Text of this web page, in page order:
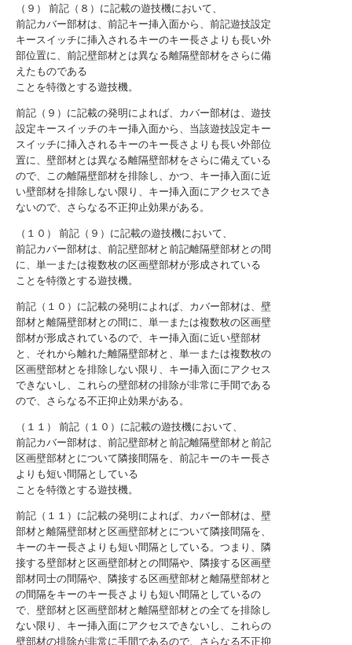
（９） 前記（８）に記載の遊技機において、
前記カバー部材は、前記キー挿入面から、前記遊技設定
キースイッチに挿入されるキーのキー長さよりも長い外
部位置に、前記壁部材とは異なる離隔壁部材をさらに備
えたものである
ことを特徴とする遊技機。
前記（９）に記載の発明によれば、カバー部材は、遊技
設定キースイッチのキー挿入面から、当該遊技設定キー
スイッチに挿入されるキーのキー長さよりも長い外部位
置に、壁部材とは異なる離隔壁部材をさらに備えている
ので、この離隔壁部材を排除し、かつ、キー挿入面に近
い壁部材を排除しない限り、キー挿入面にアクセスでき
ないので、さらなる不正抑止効果がある。
（１０） 前記（９）に記載の遊技機において、
前記カバー部材は、前記壁部材と前記離隔壁部材との間
に、単一または複数枚の区画壁部材が形成されている
ことを特徴とする遊技機。
前記（１０）に記載の発明によれば、カバー部材は、壁
部材と離隔壁部材との間に、単一または複数枚の区画壁
部材が形成されているので、キー挿入面に近い壁部材
と、それから離れた離隔壁部材と、単一または複数枚の
区画壁部材とを排除しない限り、キー挿入面にアクセス
できないし、これらの壁部材の排除が非常に手間である
ので、さらなる不正抑止効果がある。
（１１） 前記（１０）に記載の遊技機において、
前記カバー部材は、前記壁部材と前記離隔壁部材と前記
区画壁部材とについて隣接間隔を、前記キーのキー長さ
よりも短い間隔としている
ことを特徴とする遊技機。
前記（１１）に記載の発明によれば、カバー部材は、壁
部材と離隔壁部材と区画壁部材とについて隣接間隔を、
キーのキー長さよりも短い間隔としている。つまり、隣
接する壁部材と区画壁部材との間隔や、隣接する区画壁
部材同士の間隔や、隣接する区画壁部材と離隔壁部材と
の間隔をキーのキー長さよりも短い間隔としているの
で、壁部材と区画壁部材と離隔壁部材との全てを排除し
ない限り、キー挿入面にアクセスできないし、これらの
壁部材の排除が非常に手間であるので、さらなる不正抑